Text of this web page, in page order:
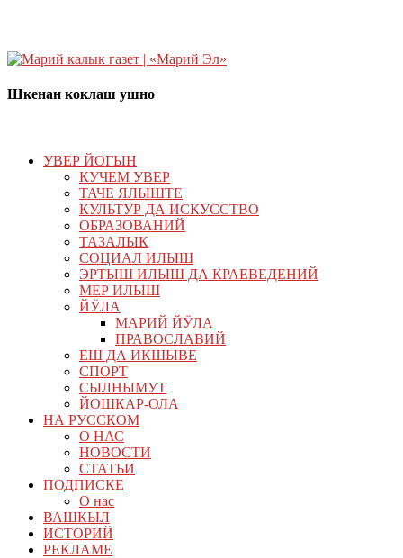
Шкенан коклаш ушно
УВЕР ЙОГЫН
КУЧЕМ УВЕР
ТАЧЕ ЯЛЫШТЕ
КУЛЬТУР ДА ИСКУССТВО
ОБРАЗОВАНИЙ
ТАЗАЛЫК
СОЦИАЛ ИЛЫШ
ЭРТЫШ ИЛЫШ ДА КРАЕВЕДЕНИЙ
МЕР ИЛЫШ
ЙӰЛА
МАРИЙ ЙӰЛА
ПРАВОСЛАВИЙ
ЕШ ДА ИКШЫВЕ
СПОРТ
СЫЛНЫМУТ
ЙОШКАР-ОЛА
НА РУССКОМ
О НАС
НОВОСТИ
СТАТЬИ
ПОДПИСКЕ
О нас
ВАШКЫЛ
ИСТОРИЙ
РЕКЛАМЕ